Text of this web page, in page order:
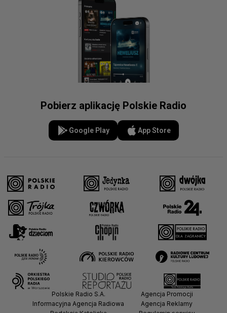
Pobierz aplikację Polskie Radio
Google Play App Store
Polskie Radio S.A.
Informacyjna Agencja Radiowa
Agencja Promocji
Agencja Reklamy